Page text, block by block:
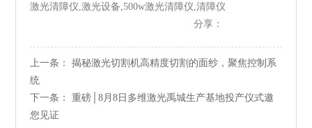
激光清障仪,激光设备,500w激光清障仪,清障仪
分享：
上一条：揭秘激光切割机高精度切割的面纱，聚焦控制系
统
下一条：重磅│8月8日多维激光禹城生产基地投产仪式邀
您见证